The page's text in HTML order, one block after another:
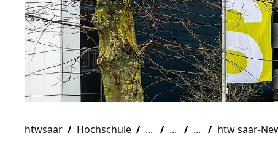
htwsaar Hochschule htw saar-